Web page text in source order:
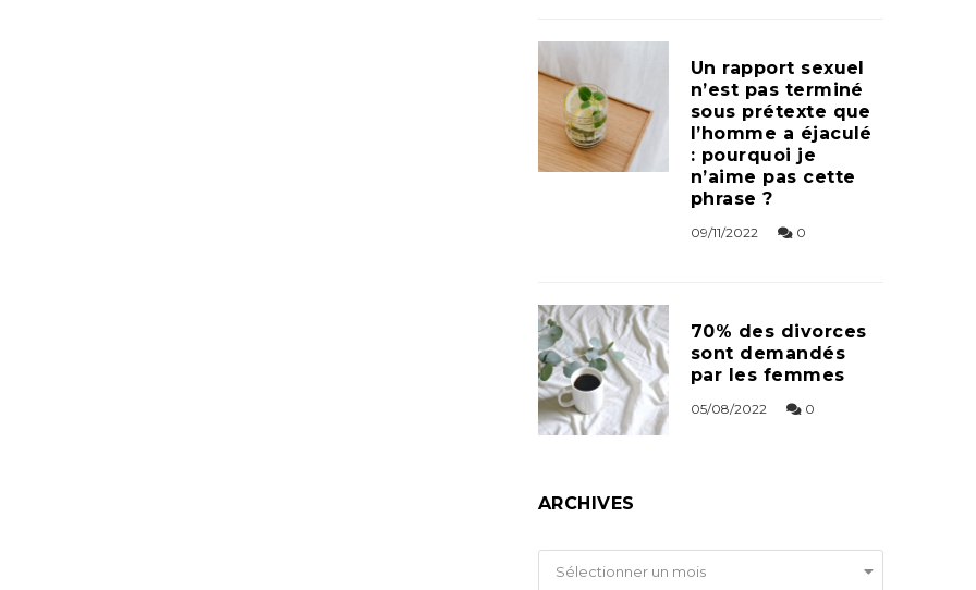
Un rapport sexuel
n’est pas terminé
sous prétexte que
l’homme a éjaculé
: pourquoi je
n’aime pas cette
phrase ?
09/11/2022 0
70% des divorces
sont demandés
par les femmes
05/08/2022 0
ARCHIVES
Archives
Sélectionner un mois